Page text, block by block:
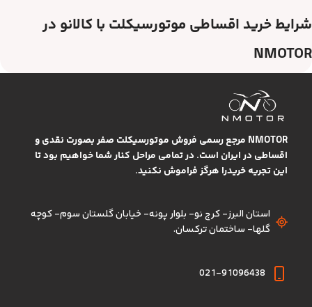
شرایط خرید اقساطی موتورسیکلت با کالانو در
NMOTOR
تسهیلات و نحوه ثبت درخواست متناسب با وضعیت اعتباری متقاضی بررسی
شود. فرآیند دریافت اعتبار از دو طریق حضوری و غیرحضوری انجام می‌شود.
ثبت درخواست حضوری
ثبت درخواست غیرحضوری
باجت نیز فراهم است.
NMOTOR مرجع رسمی فروش موتورسیکلت صفر بصورت نقدی و
اقساطی در ایران است. در تمامی مراحل کنار شما خواهیم بود تا
این تجریه خریدرا هرگز فراموش نکنید.
استان البرز- کرج نو- بلوار پونه- خیابان گلستان سوم- کوچه
گلها- ساختمان ترکسان.
021-91096438